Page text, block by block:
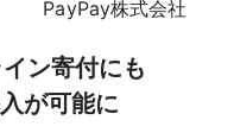
PayPay株式会社
ン寄付にも
が可能に